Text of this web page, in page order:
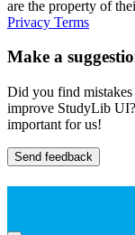
are the property of
Privacy Terms
Make a
Did you find
improve StudyLib
important for us!
Send feedback